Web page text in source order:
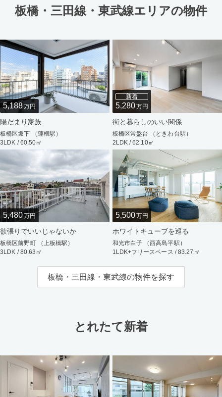
板橋・三田線・東武線エリアの物件
5,188万円
陽だまり家族
板橋区坂下 （蓮根駅）
3LDK / 60.50㎡
新着
5,280万円
街と暮らしのいい関係
板橋区常盤台 （ときわ台駅）
2LDK / 62.10㎡
5,480万円
欲張りでいいじゃないか
板橋区前野町 （上板橋駅）
3LDK / 80.63㎡
5,500万円
ホワイトキューブを巡る
和光市白子 （西高島平駅）
1LDK+フリースペース / 83.27㎡
板橋・三田線・東武線の物件を探す
とれたて新着